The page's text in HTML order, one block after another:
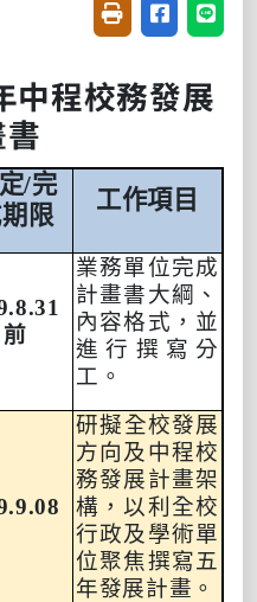
友善列印(開新視
分享至臉書
分享
中程校務發展
書
/完
限
工作項目
前
業務單位完成
計畫書大綱、
內容格式，並
進行撰寫分
工。
研擬全校發展
方向及中程校
務發展計畫架
構，以利全校
行政及學術單
位聚焦撰寫五
年發展計畫。